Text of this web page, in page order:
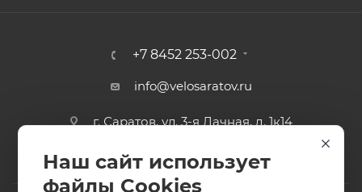
+7 8452 253-002
info@velosaratov.ru
г. Саратов, ул. 3-я Дачная, д. 1к14
Наш сайт использует
файлы Cookies